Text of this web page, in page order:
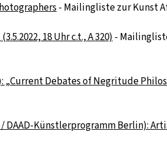
- Mailingliste zur Kunst
18 Uhr c.t., A 320) -
Debates of Negritude
Künstlerprogramm Berlin): Artist